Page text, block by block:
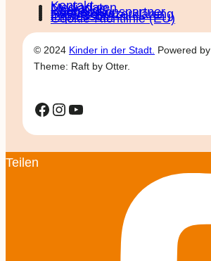
Kontakt
Mediadaten
Über KidS
Kooperationspartner
Datenschutz­erklärung
Impressum
Cookie-Richtlinie (EU)
© 2024 Kinder in der Stadt. Powered by
Theme: Raft by Otter.
Facebook
Instagram
YouTube
Teilen